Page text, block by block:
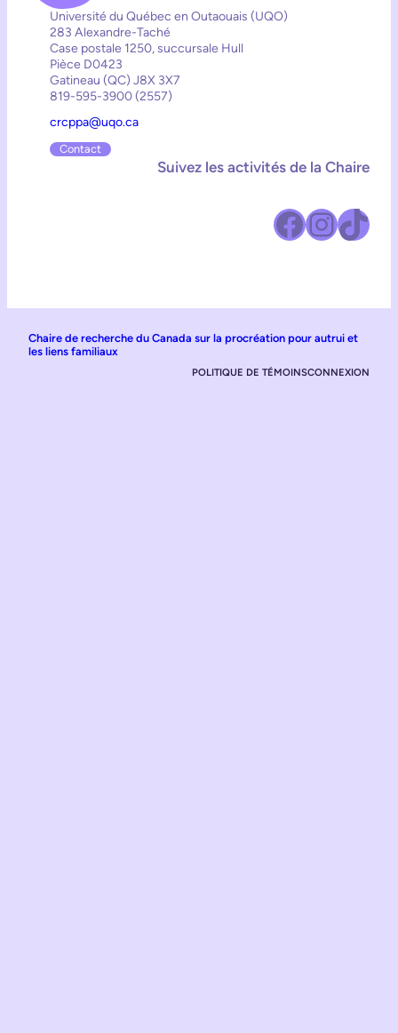
Université du Québec en Outaouais (UQO)
283 Alexandre-Taché
Case postale 1250, succursale Hull
Pièce D0423
Gatineau (QC) J8X 3X7
819-595-3900 (2557)
crcppa@uqo.ca
Contact
Suivez les activités de la Chaire
Facebook InstagramTikTok
Chaire de recherche du Canada sur la procréation pour autrui et
les liens familiaux
POLITIQUE DE TÉMOINSCONNEXION